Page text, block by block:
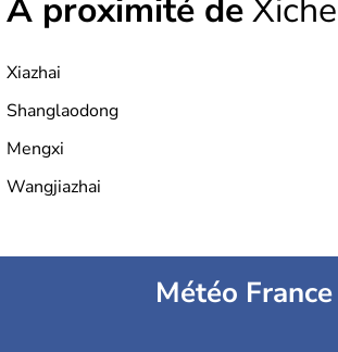
À proximité de
Xiazhai
Shanglaodong
Mengxi
Wangjiazhai
Météo France